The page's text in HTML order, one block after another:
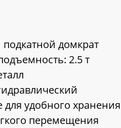
подкатной домкрат
2.5 т
удобного хранения
перемещения